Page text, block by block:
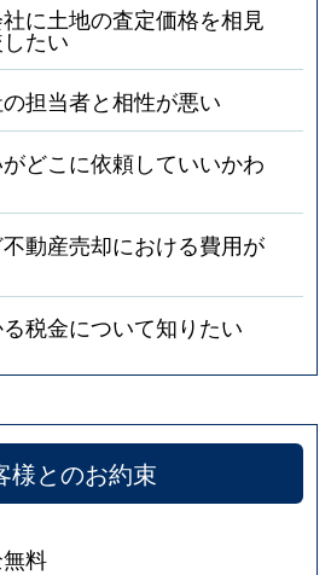
に土地の査定価格を相見
たい
担当者と相性が悪い
どこに依頼していいかわ
動産売却における費用が
税金について知りたい
様とのお約束
料